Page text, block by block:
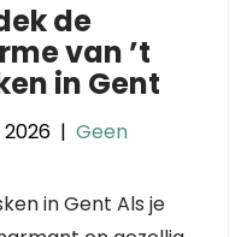
de
van ’t
in Gent
| Geen
in Gent Als je